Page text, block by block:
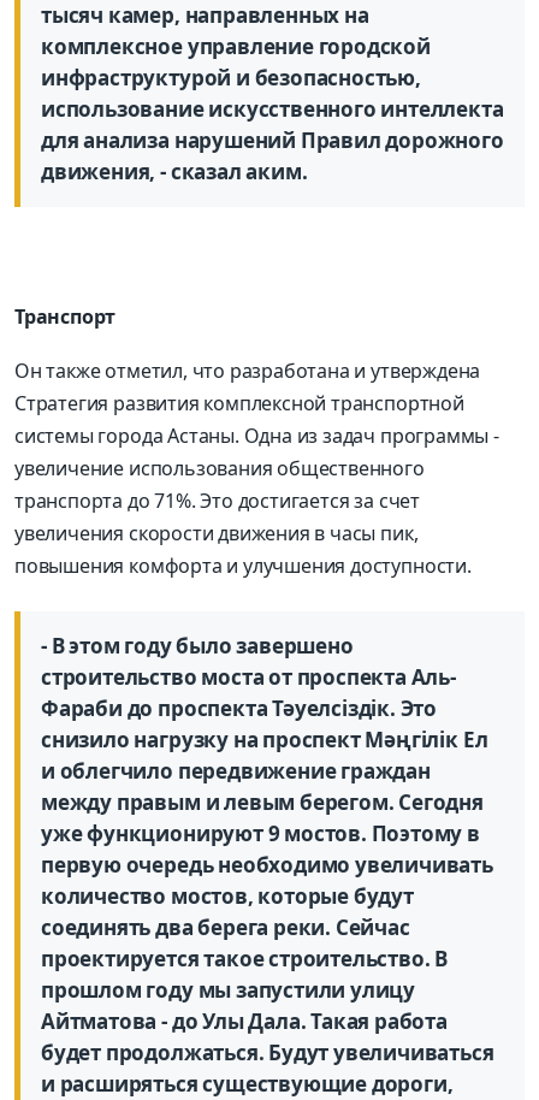
тысяч камер, направленных на
комплексное управление городской
инфраструктурой и безопасностью,
использование искусственного интеллекта
для анализа нарушений Правил дорожного
движения, - сказал аким.
Транспорт
Он также отметил, что разработана и утверждена
Стратегия развития комплексной транспортной
системы города Астаны. Одна из задач программы -
увеличение использования общественного
транспорта до 71%. Это достигается за счет
увеличения скорости движения в часы пик,
повышения комфорта и улучшения доступности.
- В этом году было завершено
строительство моста от проспекта Аль-
Фараби до проспекта Тәуелсіздік. Это
снизило нагрузку на проспект Мәңгілік Ел
и облегчило передвижение граждан
между правым и левым берегом. Сегодня
уже функционируют 9 мостов. По­этому в
первую очередь необходимо увеличивать
количество мостов, которые будут
соединять два берега реки. Сейчас
проектируется такое строительство. В
прошлом году мы запустили улицу
Айтматова - до Улы Дала. Такая работа
будет продолжаться. Будут увеличиваться
и расширяться существующие дороги,